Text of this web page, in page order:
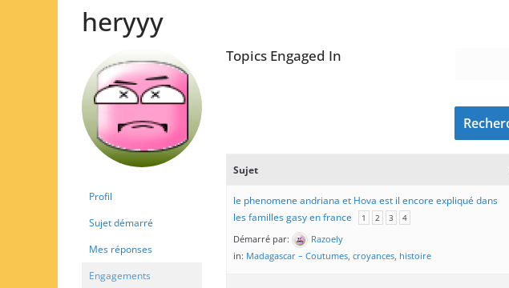
heryyy
Profil
Sujet démarré
Mes réponses
Engagements
Topics Engaged In
Sujet
le phenomene andriana et Hova est il encore expliqué dans
les familles gasy en france
1 2 3 4
Démarré par:
Razoely
in: Madagascar – Coutumes, croyances, histoire